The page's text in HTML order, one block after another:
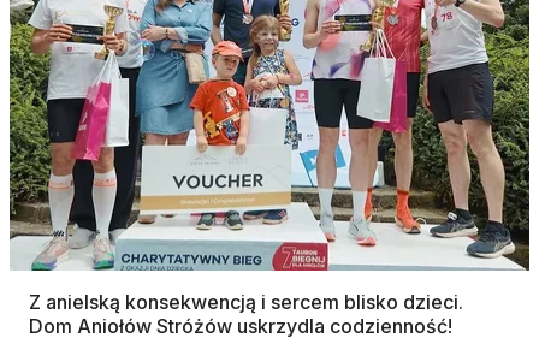
Z anielską konsekwencją i sercem blisko dzieci.
Dom Aniołów Stróżów uskrzydla codzienność!